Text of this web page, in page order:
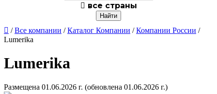
 все страны
 /Все компании /Каталог Компании /Компании России /
Lumerika
Lumerika
Размещена 01.06.2026 г. (обновлена 01.06.2026 г.)